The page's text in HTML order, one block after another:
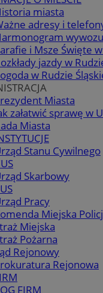
miasta
adresy i
i Msze Święte
jazdy w
w Rudzie
Miasta
załatwić sprawę w
Miasta
Stanu Cywilnego
Skarbowy
Pracy
Miejska
Miejska
Pożarna
Rejonowy
Rejonowa
FIRM